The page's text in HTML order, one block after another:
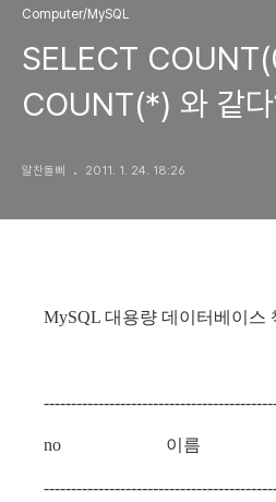
Computer/MySQL
SELECT
COUNT(*) 와 같
알찬돌삐 2011. 1. 24. 18:26
MySQL 대용량 데이터베이스
no 이름